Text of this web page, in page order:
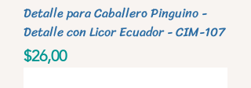
Detalle para Caballero Pinguino -
Detalle con Licor Ecuador - CIM-107
Precio
$26,00